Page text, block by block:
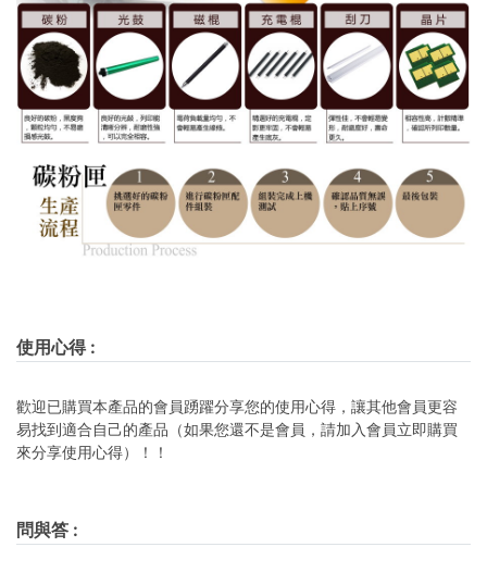
使用心得:
歡迎已購買本產品的會員踴躍分享您的使用心得，讓其他會員更容
易找到適合自己的產品（如果您還不是會員，請加入會員立即購買
來分享使用心得）！！
問與答 :